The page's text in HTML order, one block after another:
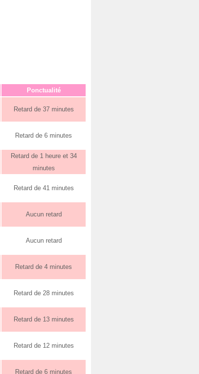
Ponctualité
Retard de 37 minutes
Retard de 6 minutes
Retard de 1 heure et 34
minutes
Retard de 41 minutes
Aucun retard
Aucun retard
Retard de 4 minutes
Retard de 28 minutes
Retard de 13 minutes
Retard de 12 minutes
Retard de 6 minutes